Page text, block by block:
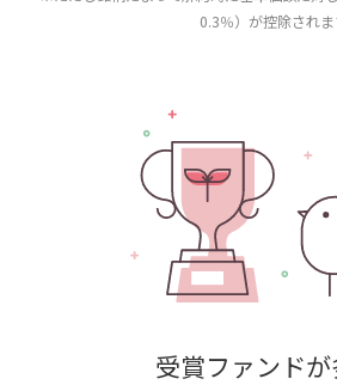
0.3％）が控除されま
受賞ファンド